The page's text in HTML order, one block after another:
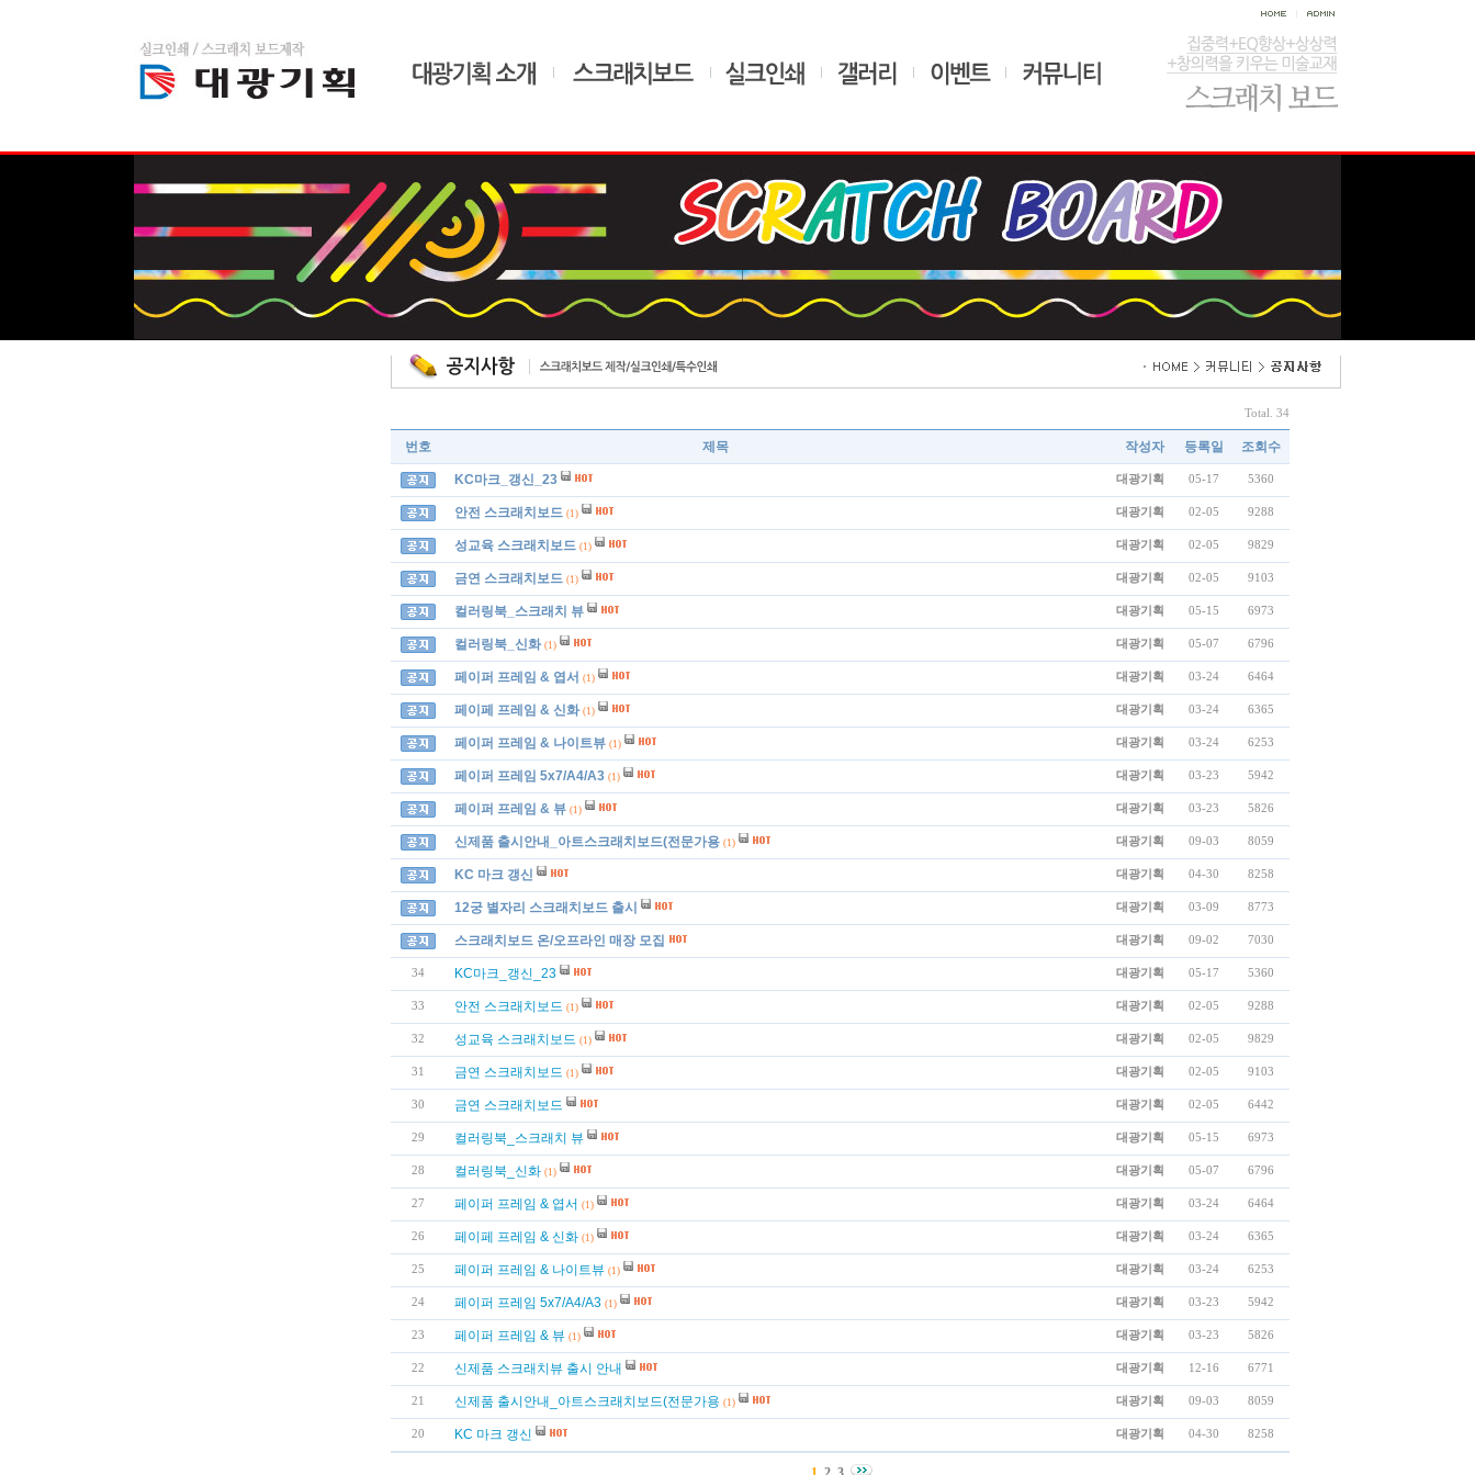
Total. 34
번호 제목 작성자 등록일 조회수
KC마크_갱신_23 대광기획 05-17 5360
안전 스크래치보드 (1) 대광기획 02-05 9288
성교육 스크래치보드 (1) 대광기획 02-05 9829
금연 스크래치보드 (1) 대광기획 02-05 9103
컬러링북_스크래치 뷰 대광기획 05-15 6973
컬러링북_신화 (1) 대광기획 05-07 6796
페이퍼 프레임 & 엽서 (1) 대광기획 03-24 6464
페이페 프레임 & 신화 (1) 대광기획 03-24 6365
페이퍼 프레임 & 나이트뷰 (1) 대광기획 03-24 6253
페이퍼 프레임 5x7/A4/A3 (1) 대광기획 03-23 5942
페이퍼 프레임 & 뷰 (1) 대광기획 03-23 5826
신제품 출시안내_아트스크래치보드(전문가용 (1) 대광기획 09-03 8059
KC 마크 갱신 대광기획 04-30 8258
12궁 별자리 스크래치보드 출시 대광기획 03-09 8773
스크래치보드 온/오프라인 매장 모집 대광기획 09-02 7030
34 KC마크_갱신_23 대광기획 05-17 5360
33 안전 스크래치보드 (1) 대광기획 02-05 9288
32 성교육 스크래치보드 (1) 대광기획 02-05 9829
31 금연 스크래치보드 (1) 대광기획 02-05 9103
30 금연 스크래치보드 대광기획 02-05 6442
29 컬러링북_스크래치 뷰 대광기획 05-15 6973
28 컬러링북_신화 (1) 대광기획 05-07 6796
27 페이퍼 프레임 & 엽서 (1) 대광기획 03-24 6464
26 페이페 프레임 & 신화 (1) 대광기획 03-24 6365
25 페이퍼 프레임 & 나이트뷰 (1) 대광기획 03-24 6253
24 페이퍼 프레임 5x7/A4/A3 (1) 대광기획 03-23 5942
23 페이퍼 프레임 & 뷰 (1) 대광기획 03-23 5826
22 신제품 스크래치뷰 출시 안내 대광기획 12-16 6771
21 신제품 출시안내_아트스크래치보드(전문가용 (1) 대광기획 09-03 8059
20 KC 마크 갱신 대광기획 04-30 8258